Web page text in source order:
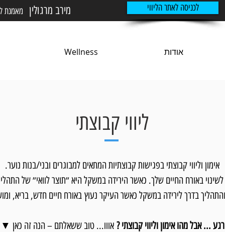
מירב מרגולין מאמנת לכניסה לאתר הליווי
אודות Wellness
ליווי קבוצתי
אימון וליווי קבוצתי בפגישות קבוצתיות המתאים למבוגרים ובני/בנות נוער.
באורח החיים שלך. כאשר הירידה במשקל היא ״תוצר לוואי״ של
בדרך לירידה במשקל כאשר העיקר נעוץ באורח חיים חדש, בריא,
רגע ... אבל מהו אימון וליווי קבוצתי ? אווו... טוב ששאלתם – הנה זה כאן ▼